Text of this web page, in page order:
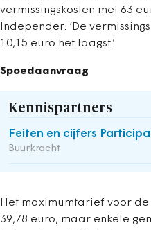
vermissingskosten met 63
Independer. ‘De
10,15 euro het laagst.’
Spoedaanvraag
Kennispartners
Feiten en cijfers
Buurkracht
Het maximumtarief voor
39,78 euro, maar enkele